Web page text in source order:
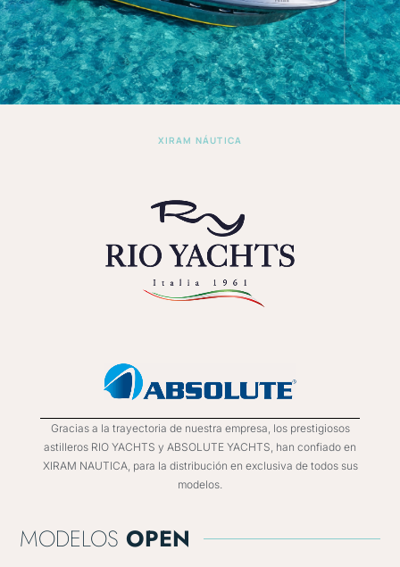
XIRAM NÁUTICA
Gracias a la trayectoria de nuestra empresa, los prestigiosos
astilleros RIO YACHTS y ABSOLUTE YACHTS, han confiado en
XIRAM NAUTICA, para la distribución en exclusiva de todos sus
modelos.
MODELOSOPEN